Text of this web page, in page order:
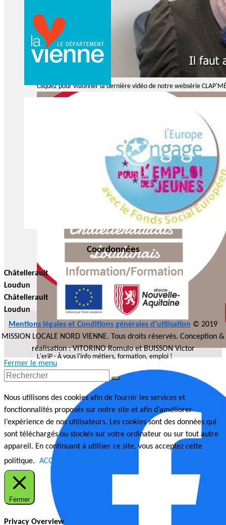
Cliquez pour visionner la dernière vidéo de notre websérie
L'eriP - À vous l'info métiers, formation, emploi !
Coordonnées
Châtellerault
Loudun
Châtellerault
Loudun
Mentions légales et Conditions générales d’utilisation © 2019
MISSION LOCALE NORD VIENNE. Tous droits réservés. Conception &
réalisation : VITORINO Romulo et BUISSON Victor
Fermer le menu
Nous utilisons des cookies afin de fournir les services et
fonctionnalités proposés sur notre site et afin d’améliorer
l’expérience de nos utilisateurs. Les cookies sont des données qui
sont téléchargés ou stockés sur votre ordinateur ou sur tout autre
appareil. En continuant à utiliser ce site, vous acceptez cette
politique.
ACCEPTER Refuser
Fermer
Privacy Overview